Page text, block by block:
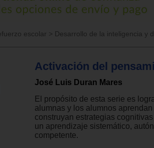
escolar > Desarrollo de la inteligencia y
Activación del
José Luis Duran Mares
El propósito de esta serie es
alumnas y los alumnos
construyan estrategias
un aprendizaje sistemático,
competente.